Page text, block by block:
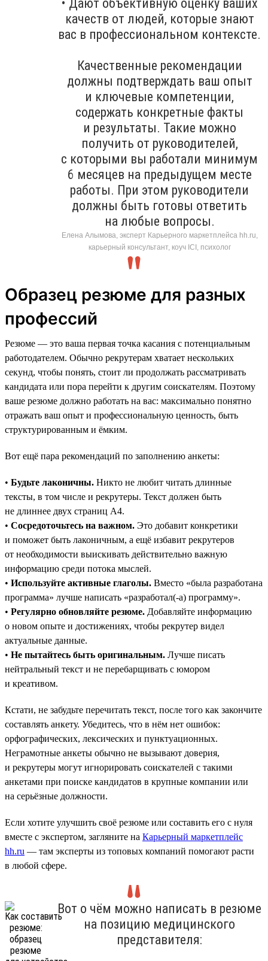
• Дают объективную оценку ваших
качеств от людей, которые знают
вас в профессиональном контексте.
Качественные рекомендации
должны подтверждать ваш опыт
и ключевые компетенции,
содержать конкретные факты
и результаты. Такие можно
получить от руководителей,
с которыми вы работали минимум
6 месяцев на предыдущем месте
работы. При этом руководители
должны быть готовы ответить
на любые вопросы.
Елена Алымова, эксперт Карьерного маркетплейса hh.ru,
карьерный консультант, коуч ICI, психолог
Образец резюме для разных
профессий
Резюме — это ваша первая точка касания с потенциальным
работодателем. Обычно рекрутерам хватает нескольких
секунд, чтобы понять, стоит ли продолжать рассматривать
кандидата или пора перейти к другим соискателям. Поэтому
ваше резюме должно работать на вас: максимально понятно
отражать ваш опыт и профессиональную ценность, быть
структурированным и ёмким.
Вот ещё пара рекомендаций по заполнению анкеты:
• Будьте лаконичны. Никто не любит читать длинные
тексты, в том числе и рекрутеры. Текст должен быть
не длиннее двух страниц А4.
• Сосредоточьтесь на важном. Это добавит конкретики
и поможет быть лаконичным, а ещё избавит рекрутеров
от необходимости выискивать действительно важную
информацию среди потока мыслей.
• Используйте активные глаголы. Вместо «была разработана
программа» лучше написать «разработал(-а) программу».
• Регулярно обновляйте резюме. Добавляйте информацию
о новом опыте и достижениях, чтобы рекрутер видел
актуальные данные.
• Не пытайтесь быть оригинальным. Лучше писать
нейтральный текст и не перебарщивать с юмором
и креативом.
Кстати, не забудьте перечитать текст, после того как закончите
составлять анкету. Убедитесь, что в нём нет ошибок:
орфографических, лексических и пунктуационных.
Неграмотные анкеты обычно не вызывают доверия,
и рекрутеры могут игнорировать соискателей с такими
анкетами при поиске кандидатов в крупные компании или
на серьёзные должности.
Если хотите улучшить своё резюме или составить его с нуля
вместе с экспертом, загляните на Карьерный маркетплейс
hh.ru — там эксперты из топовых компаний помогают расти
в любой сфере.
Вот о чём можно написать в резюме
на позицию медицинского
представителя: